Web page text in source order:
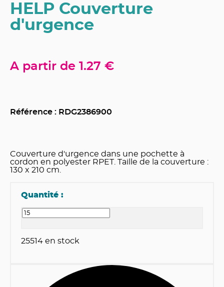
HELP Couverture
d'urgence
A partir de 1.27 €
Référence : RDG2386900
Couverture d'urgence dans une pochette à
cordon en polyester RPET. Taille de la couverture :
130 x 210 cm.
Quantité :
25514 en stock